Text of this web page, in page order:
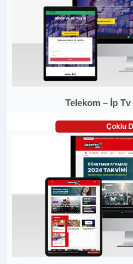
Telekom – İp
Çoklu